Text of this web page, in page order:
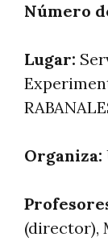
Número
Lugar:
Organiza:
(director),